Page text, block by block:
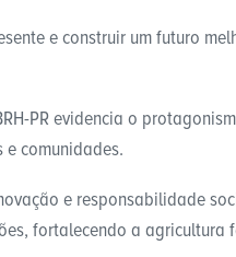
e construir um futuro
PR evidencia o
e comunidades.
e responsabilidade
fortalecendo a